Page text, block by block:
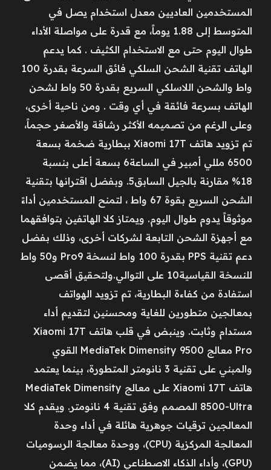
المستخدمين العاديين معدل استخدام يصل في
المتوسط إلى 1.88 يوماً، مع قدرة على مواصلة الأداء
طوال اليوم حتى مع الاستخدام الكثيف . كما يدعم
الهاتف تقنية الشحن السلكي فائق السرعة بقدرة 100
واط والشحن اللاسلكي السريع بقدرة 50 واط لشحن
الهاتف بسرعة فائقة في أي وقت . ومن ناحية أخرى،
وعلى الرغم من تصميمه الأكثر رشاقة والأصغر حجماً،
تم تزويد هاتف Xiaomi 17T ببطارية ضخمة بسعة
6500 مللي أمبير في الساعة6 بسعة أعلى بنسبة
18% مقارنة بالجيل السابق5. وبفضل اقترانها بتقنية
الشحن السريع بقوة 67 واط ، لتمنح المستخدمين أداءً
موثوقاً يدوم طوال اليوم. ويمتاز كلا الهاتفين بتوافقهما
مع أجهزة الشحن التابعة لشركات أخرى، وذلك بفضل
دعم تقنية PPS بقدرة 100 واط لنسخة Pro9 و50 واط
للنسخة القياسية10 على التوالي.ولتحقيق أقصى
استفادة من كفاءة البطارية، تم تزويد الهواتف
بمعالجين متطورين للغاية ومحسنين لتقديم أداء
مستدام وثابت. وينبض في قلب هاتف Xiaomi 17T
Pro معالج MediaTek Dimensity 9500 القوي
والمبني على تقنية 3 نانومتر المتطورة، بينما يعتمد
هاتف Xiaomi 17T على معالج MediaTek Dimensity
8500-Ultra المصمم وفق تقنية 4 نانومتر. ويقدم كلا
المعالجين ترقيات جوهرية هائلة في أداء وحدة
المعالجة المركزية (CPU)، ووحدة معالجة الرسوميات
(GPU)، وأداء الذكاء الاصطناعي (AI)، مما يضمن